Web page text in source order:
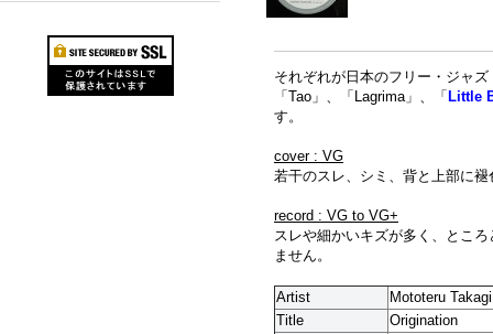
それぞれが日本のフリー・ジャ
「Tao」、「Lagrima」、「 Little
す。
cover : VG
若干のスレ、シミ、背と上部に
record : VG to VG+
スレや細かいキズが多く、とこ
ません。
Artist
Mototeru
Title
Origination